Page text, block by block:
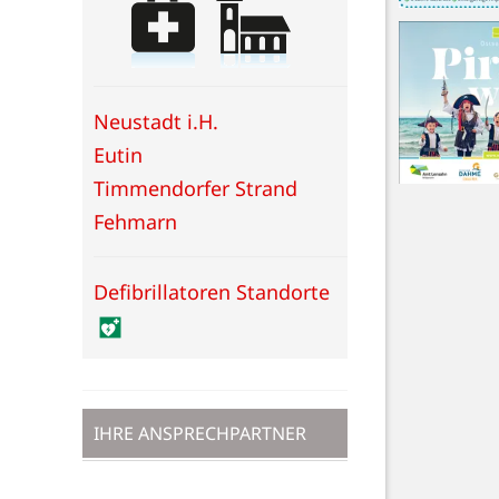
Neustadt i.H.
Eutin
Timmendorfer Strand
Fehmarn
Defibrillatoren Standorte
IHRE ANSPRECHPARTNER